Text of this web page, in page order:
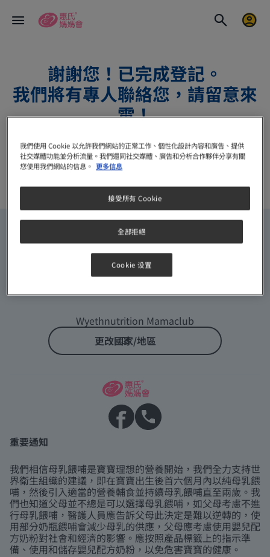
謝謝您！已完成登記。​
我們將有專人聯絡您，請留意來
電！
回到主頁 或 上一頁
Materna Opti-lac Thank You
Wyethnutrition Mamaclub
更改國家/地區
重要通知
我們相信母乳餵哺是寶寶理想的營養開始，我們全力支持世
界衛生組織的建議，即在寶寶出生後首六個月內以純母乳餵
哺，然後引入適當的營養輔食並持續母乳餵哺直至兩歲。我
們也知道父母並不總是可以選擇母乳餵哺，如父母考慮不進
行母乳餵哺，醫護人員應告訴父母此決定是難以逆轉的，使
用部分奶瓶餵哺會減少母乳的供應，父母應考慮使用嬰兒配
方奶粉對社會和經濟的影響。應按照產品標籤上的指示準
備、使用和儲存嬰兒配方奶粉，以免危害寶寶的健康。
我們使用 Cookie 以允許我們網站的正常工作、個性化設計內容和廣告、提供
社交媒體功能並分析流量。我們還同社交媒體、廣告和分析合作夥伴分享有關
您使用我們網站的信息。 更多信息
全部拒絕
接受所有 Cookie
Cookie 设置